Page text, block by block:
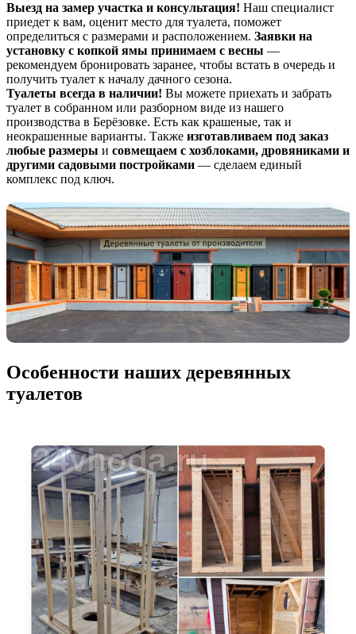
Выезд на замер участка и консультация! Наш специалист
приедет к вам, оценит место для туалета, поможет
определиться с размерами и расположением. Заявки на
установку с копкой ямы принимаем с весны —
рекомендуем бронировать заранее, чтобы встать в очередь и
получить туалет к началу дачного сезона.
Туалеты всегда в наличии! Вы можете приехать и забрать
туалет в собранном или разборном виде из нашего
производства в Берёзовке. Есть как крашеные, так и
неокрашенные варианты. Также изготавливаем под заказ
любые размеры и совмещаем с хозблоками, дровяниками и
другими садовыми постройками — сделаем единый
комплекс под ключ.
Особенности наших деревянных
туалетов